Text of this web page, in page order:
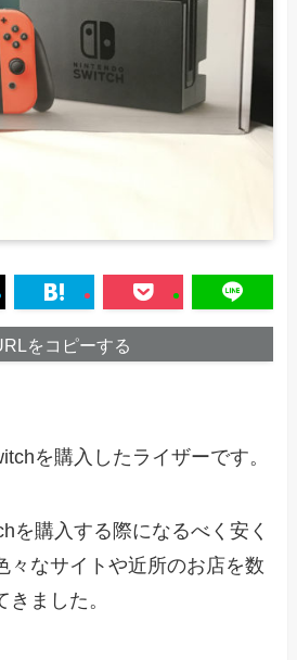
をコピーする
を購入したライザーです。
を購入する際になるべく安く
々なサイトや近所のお店を数
ました。